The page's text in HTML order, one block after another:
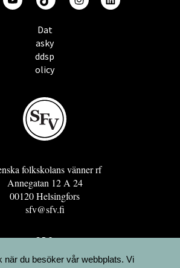
Dat
asky
ddsp
olicy
folkskolans vänner rf
Annegatan 12 A 24
00120 Helsingfors
sfv@sfv.fi
GRO
när du besöker vår webbplats. Vi